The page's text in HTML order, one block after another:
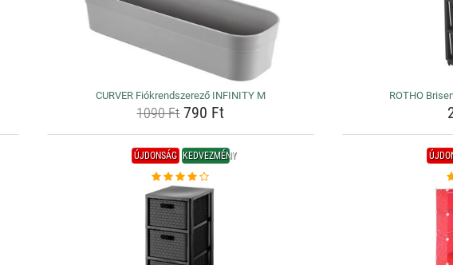
CURVER Fiókrendszerező INFINITY M
1090 Ft790 Ft
ROTHO
ÚJDONSÁG KEDVEZMÉNY